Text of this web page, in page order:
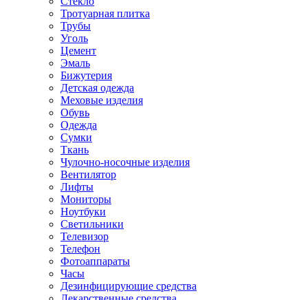
Тротуарная плитка
Трубы
Уголь
Цемент
Эмаль
Бижутерия
Детская одежда
Меховые изделия
Обувь
Одежда
Сумки
Ткань
Чулочно-носочные изделия
Вентилятор
Лифты
Мониторы
Ноутбуки
Светильники
Телевизор
Телефон
Фотоаппараты
Часы
Дезинфицирующие средства